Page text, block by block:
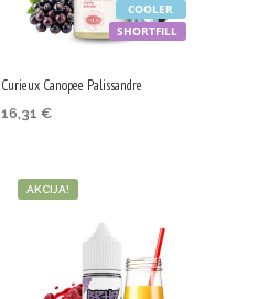
K
O
SHORTFILL
COOLER
Curieux Canopee Palissandre
16,31 €
AKCIJA!